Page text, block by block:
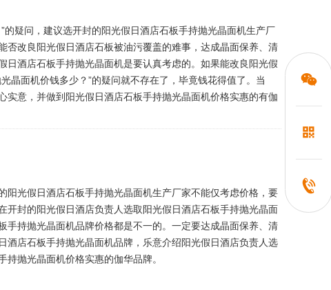
的疑问，建议选开封的阳光假日酒店石板手持抛光晶面机生产厂
否改良阳光假日酒店石板被油污覆盖的难事，达成晶面保养、清
日酒店石板手持抛光晶面机是要认真考虑的。如果能改良阳光假
晶面机价钱多少？”的疑问就不存在了，毕竟钱花得值了。当
实意，并做到阳光假日酒店石板手持抛光晶面机价格实惠的有伽
阳光假日酒店石板手持抛光晶面机生产厂家不能仅考虑价格，要
开封的阳光假日酒店负责人选取阳光假日酒店石板手持抛光晶面
手持抛光晶面机品牌价格都是不一的。一定要达成晶面保养、清
酒店石板手持抛光晶面机品牌，乐意介绍阳光假日酒店负责人选
抛光晶面机价格实惠的伽华品牌。